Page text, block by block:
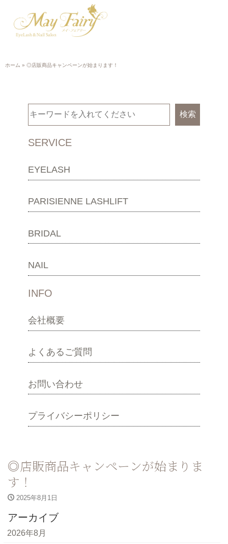
ホーム » ◎店販商品キャンペーンが始まります！
検索
SERVICE
EYELASH
PARISIENNE LASHLIFT
BRIDAL
NAIL
INFO
会社概要
よくあるご質問
お問い合わせ
プライバシーポリシー
◎店販商品キャンペーンが始まりま
す！
2025年8月1日
アーカイブ
2026年8月